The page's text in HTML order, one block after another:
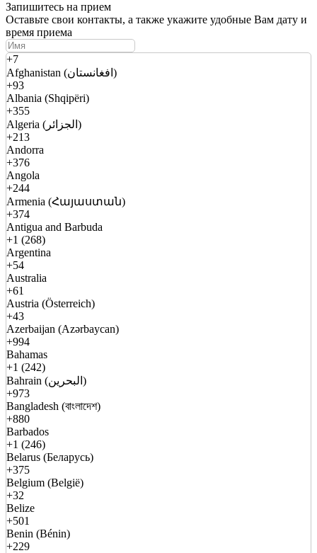
Запишитесь на прием
Оставьте свои контакты, а также укажите удобные Вам дату и
время приема
+7
Afghanistan (افغانستان)
+93
Albania (Shqipëri)
+355
Algeria (الجزائر)
+213
Andorra
+376
Angola
+244
Armenia (Հայաստան)
+374
Antigua and Barbuda
+1 (268)
Argentina
+54
Australia
+61
Austria (Österreich)
+43
Azerbaijan (Azərbaycan)
+994
Bahamas
+1 (242)
Bahrain (البحرين)
+973
Bangladesh (বাংলাদেশ)
+880
Barbados
+1 (246)
Belarus (Беларусь)
+375
Belgium (België)
+32
Belize
+501
Benin (Bénin)
+229